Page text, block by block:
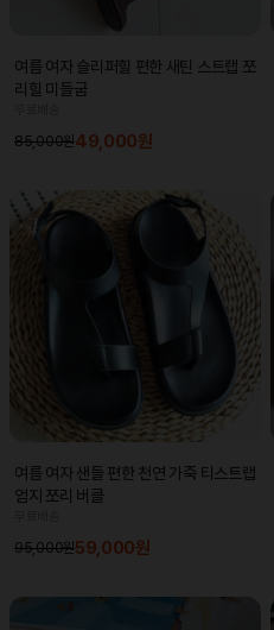
여름 여자 슬리퍼힐 편한 새틴 스트랩 쪼
리힐 미들굽
85,000원49,000원
여름 여자 샌들 편한 천연 가죽 티스트랩
엄지 쪼리 버클
95,000원59,000원